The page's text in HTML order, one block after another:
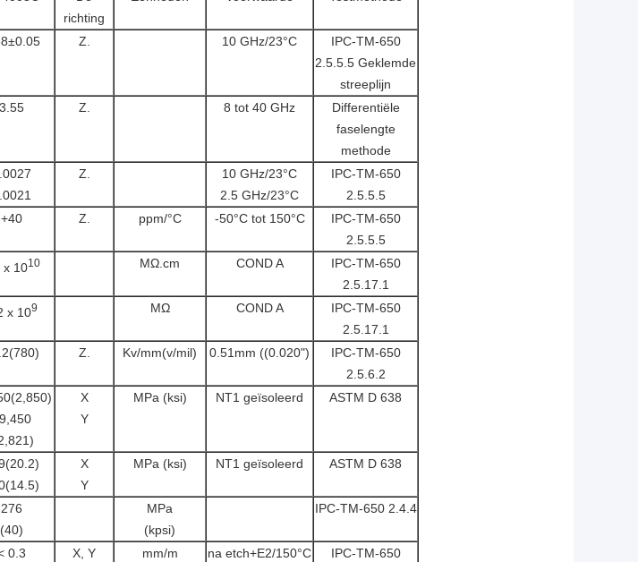
richting
Z. 10 GHz/23°C
IPC-TM-650
2.5.5.5 Geklemde
streeplijn
3.55 Z. 8 tot 40 GHz
Differentiële
faselengte
methode
Z.
10 GHz/23°C
2.5 GHz/23°C
IPC-TM-650
2.5.5.5
+40 Z. ppm/°C -50°C tot 150°C
IPC-TM-650
2.5.5.5
x 1010 MΩ.cm COND A
IPC-TM-650
2.5.17.1
x 109 MΩ COND A
IPC-TM-650
2.5.17.1
Z. Kv/mm(v/mil) 0.51mm ((0.020")
IPC-TM-650
2.5.6.2
X
Y
MPa (ksi) NT1 geïsoleerd ASTM D 638
X
Y
MPa (ksi) NT1 geïsoleerd ASTM D 638
276
(40)
MPa
(kpsi)
IPC-TM-650 2.4.4
0.3 X, Y
mm/m
na etch+E2/150°C
IPC-TM-650